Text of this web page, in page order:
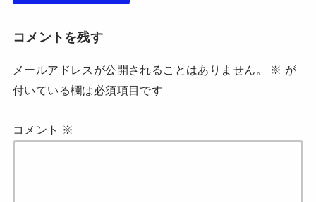
開
す
コメントを残す
メールアドレスが公開されることはありません。 ※ が
付いている欄は必須項目です
コメント ※